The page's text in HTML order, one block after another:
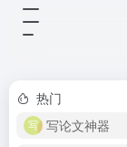
热门
写论文神器